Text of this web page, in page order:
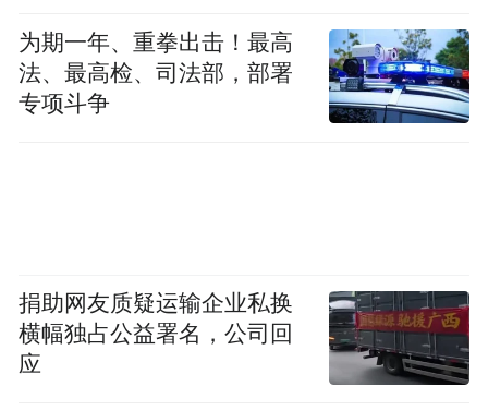
为期一年、重拳出击！最高
法、最高检、司法部，部署
专项斗争
捐助网友质疑运输企业私换
横幅独占公益署名，公司回
应